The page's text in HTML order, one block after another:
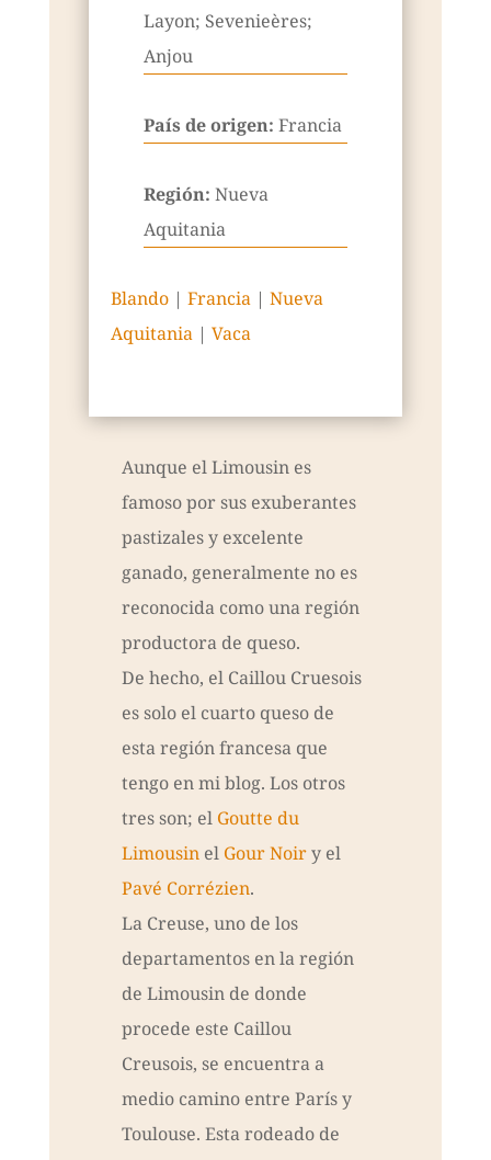
Layon; Sevenieères;
Anjou
País de origen: Francia
Región: Nueva
Aquitania
Blando| Francia| Nueva
Aquitania| Vaca
Aunque el Limousin es
famoso por sus exuberantes
pastizales y excelente
ganado, generalmente no es
reconocida como una región
productora de queso.
De hecho, el Caillou Cruesois
es solo el cuarto queso de
esta región francesa que
tengo en mi blog. Los otros
tres son; el Goutte du
Limousinel Gour Noiry el
Pavé Corrézien.
La Creuse, uno de los
departamentos en la región
de Limousin de donde
procede este Caillou
Creusois, se encuentra a
medio camino entre París y
Toulouse. Esta rodeado de